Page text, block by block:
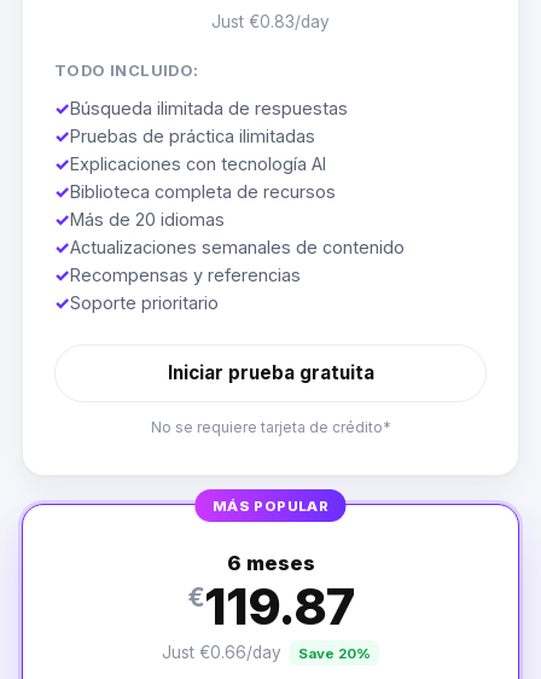
Just €0.83/day
TODO INCLUIDO:
✓Búsqueda ilimitada de respuestas
✓Pruebas de práctica ilimitadas
✓Explicaciones con tecnología AI
✓Biblioteca completa de recursos
✓Más de 20 idiomas
✓Actualizaciones semanales de contenido
✓Recompensas y referencias
✓Soporte prioritario
Iniciar prueba gratuita
No se requiere tarjeta de crédito*
MÁS POPULAR
6 meses
€119.87
Just €0.66/day Save 20%